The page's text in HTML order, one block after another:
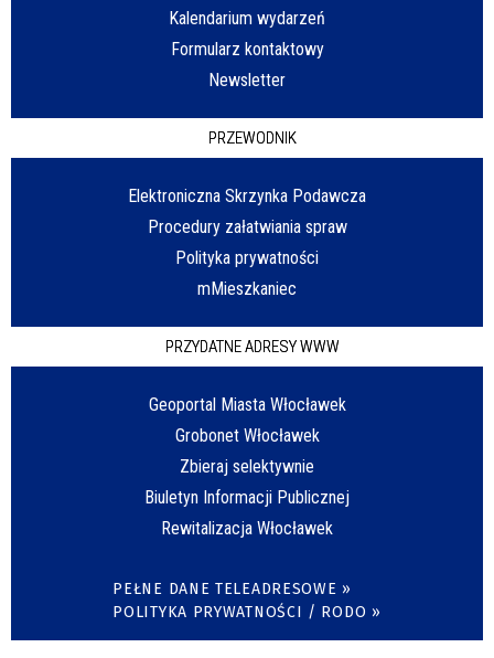
Kalendarium wydarzeń
Formularz kontaktowy
Newsletter
PRZEWODNIK
Elektroniczna Skrzynka Podawcza
Procedury załatwiania spraw
Polityka prywatności
mMieszkaniec
PRZYDATNE ADRESY WWW
Geoportal Miasta Włocławek
Grobonet Włocławek
Zbieraj selektywnie
Biuletyn Informacji Publicznej
Rewitalizacja Włocławek
PEŁNE DANE TELEADRESOWE »
POLITYKA PRYWATNOŚCI / RODO »